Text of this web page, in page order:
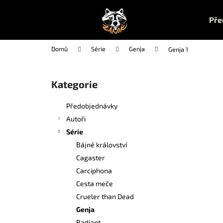
Domů Série Genja Genja 1
Přeskočit
kategorie
Kategorie
Předobjednávky
Autoři
Série
Bájné království
Cagaster
Carciphona
Cesta meče
Crueler than Dead
Genja
í
do
do
UČEBNA POMSTY 1